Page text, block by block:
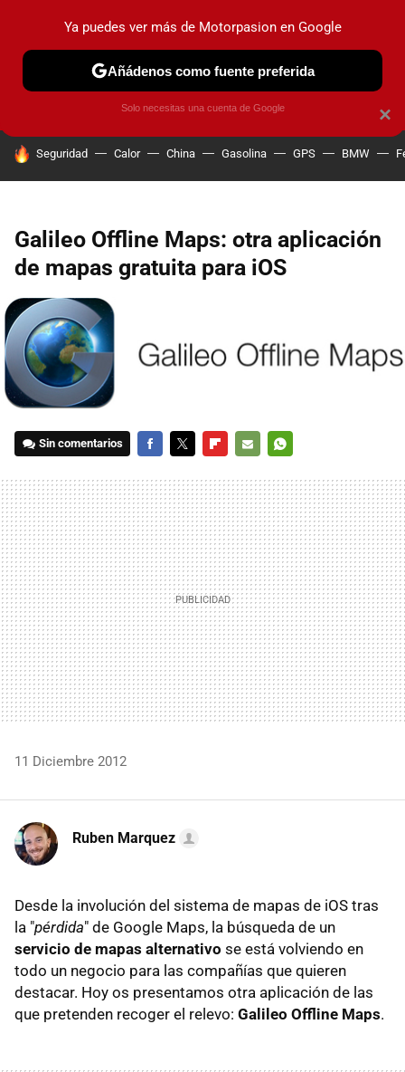
PRUEBAS COCHES ELÉCTRICOS OBSERVATORIO
HOY SE HABLA DE
Seguridad Calor China Gasolina GPS BMW
Galileo Offline Maps: otra aplicación
de mapas gratuita para iOS
Sin comentarios
MAIL
11 Diciembre 2012
Ruben Marquez
Desde la involución del sistema de mapas de iOS tras
la "pérdida" de Google Maps, la búsqueda de un
servicio de mapas alternativo se está volviendo en
todo un negocio para las compañías que quieren
destacar. Hoy os presentamos otra aplicación de las
que pretenden recoger el relevo: Galileo Offline Maps.
×
Ya puedes ver más de Motorpasion en Google
Añádenos como fuente preferida
Solo necesitas una cuenta de Google